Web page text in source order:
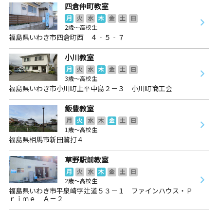
四倉仲町教室
月 火 水 木 金 土
日
2歳～高校生
福島県いわき市四倉町西 ４‐５‐７
小川教室
月 火 水 木 金 土
日
3歳～高校生
福島県いわき市小川町上平中島２－３ 小川町商工会
飯豊教室
月 火 水 木 金 土
日
1歳～高校生
福島県相馬市新田鷺打４
草野駅前教室
月 火 水 木 金 土
日
2歳～高校生
福島県いわき市平泉崎字辻道５３－１ ファインハウス・Ｐ
ｒｉｍｅ Ａ－２